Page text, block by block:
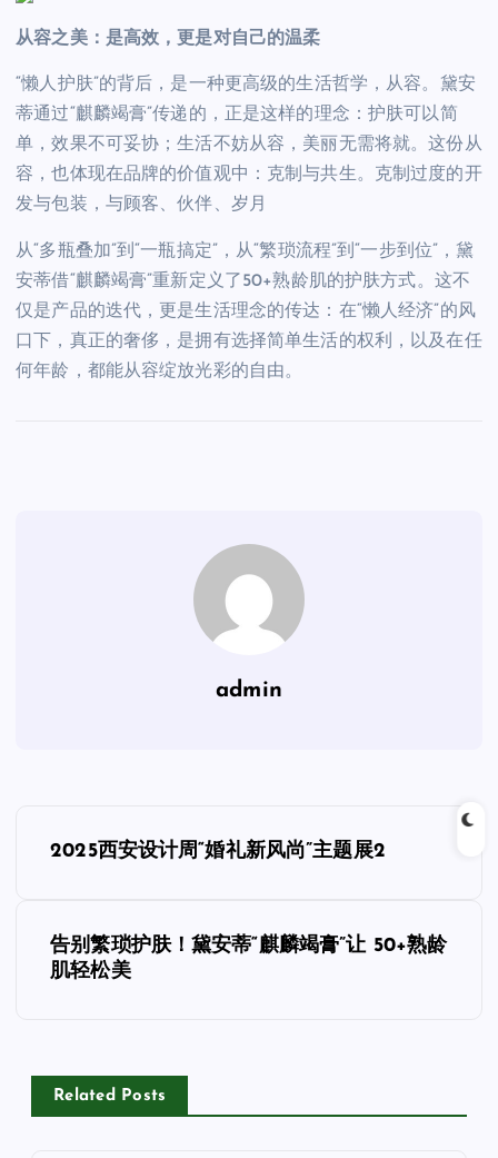
从容之美：是高效，更是对自己的温柔
“懒人护肤”的背后，是一种更高级的生活哲学，从容。黛安
蒂通过“麒麟竭膏”传递的，正是这样的理念：护肤可以简
单，效果不可妥协；生活不妨从容，美丽无需将就。这份从
容，也体现在品牌的价值观中：克制与共生。克制过度的开
发与包装，与顾客、伙伴、岁月
从“多瓶叠加”到“一瓶搞定”，从“繁琐流程”到“一步到位”，黛
安蒂借“麒麟竭膏”重新定义了50+熟龄肌的护肤方式。这不
仅是产品的迭代，更是生活理念的传达：在“懒人经济”的风
口下，真正的奢侈，是拥有选择简单生活的权利，以及在任
何年龄，都能从容绽放光彩的自由。
admin
导
航
2025西安设计周“婚礼新风尚”主题展2
告别繁琐护肤！黛安蒂“麒麟竭膏”让 50+熟龄
肌轻松美
Related Posts